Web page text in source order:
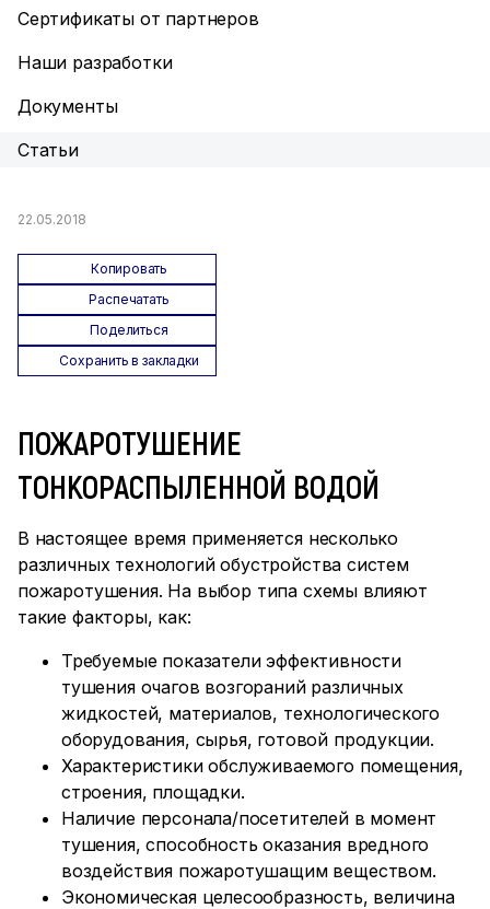
Сертификаты от партнеров
Наши разработки
Документы
Статьи
22.05.2018
Копировать
Распечатать
Поделиться
Сохранить в закладки
ПОЖАРОТУШЕНИЕ
ТОНКОРАСПЫЛЕННОЙ ВОДОЙ
В настоящее время применяется несколько
различных технологий обустройства систем
пожаротушения. На выбор типа схемы влияют
такие факторы, как:
Требуемые показатели эффективности
тушения очагов возгораний различных
жидкостей, материалов, технологического
оборудования, сырья, готовой продукции.
Характеристики обслуживаемого помещения,
строения, площадки.
Наличие персонала/посетителей в момент
тушения, способность оказания вредного
воздействия пожаротушащим веществом.
Экономическая целесообразность, величина